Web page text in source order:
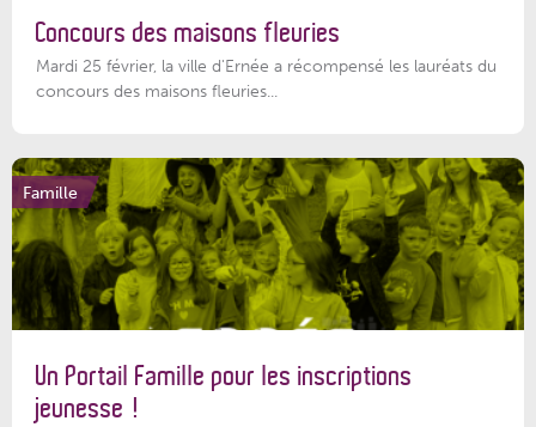
Concours des maisons fleuries
Mardi 25 février, la ville d'Ernée a récompensé les lauréats du
concours des maisons fleuries...
Famille
Un Portail Famille pour les inscriptions
jeunesse !